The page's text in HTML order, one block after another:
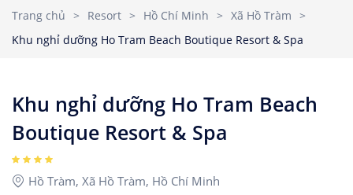
Căn hộ dịch vụ
3 4 5 6 7
8
9
10 11 12 13 14
15
23
24 25 26 27 28
29
30
31
Rooms
Trang chủ > Resort > Hồ Chí Minh > Xã Hồ Tràm >
Khu nghỉ dưỡng Ho Tram Beach Boutique Resort & Spa
Khu nghỉ dưỡng Ho Tram Beach
Boutique Resort & Spa
Hồ Tràm, Xã Hồ Tràm, Hồ Chí Minh